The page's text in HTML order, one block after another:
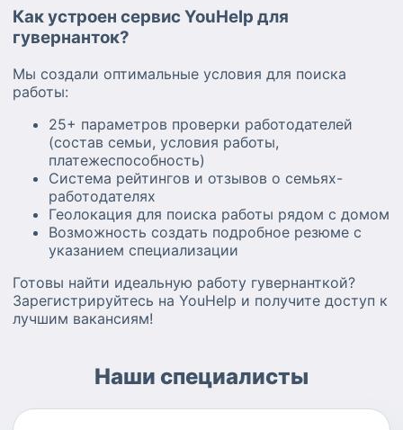
Как устроен сервис YouHelp для
гувернанток?
Мы создали оптимальные условия для поиска
работы:
25+ параметров проверки работодателей
(состав семьи, условия работы,
платежеспособность)
Система рейтингов и отзывов о семьях-
работодателях
Геолокация для поиска работы рядом с домом
Возможность создать подробное резюме с
указанием специализации
Готовы найти идеальную работу гувернанткой?
Зарегистрируйтесь на YouHelp и получите доступ к
лучшим вакансиям!
Наши специалисты